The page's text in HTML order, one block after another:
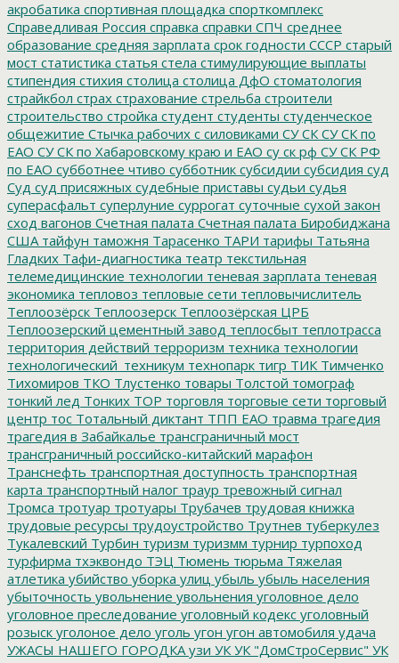
акробатика спортивная площадка спорткомплекс
Справедливая Россия справка справки СПЧ среднее
образование средняя зарплата срок годности СССР старый
мост статистика статья стела стимулирующие выплаты
стипендия стихия столица столица ДфО стоматология
страйкбол страх страхование стрельба строители
строительство стройка студент студенты студенческое
общежитие Стычка рабочих с силовиками СУ СК СУ СК по
ЕАО СУ СК по Хабаровскому краю и ЕАО су ск рф СУ СК РФ
по ЕАО субботнее чтиво субботник субсидии субсидия суд
Суд суд присяжных судебные приставы судьи судья
суперасфальт суперлуние суррогат суточные сухой закон
сход вагонов Счетная палата Счетная палата Биробиджана
США тайфун таможня Тарасенко ТАРИ тарифы Татьяна
Гладких Тафи-диагностика театр текстильная
телемедицинские технологии теневая зарплата теневая
экономика тепловоз тепловые сети тепловычислитель
Теплоозёрск Теплоозерск Теплоозёрская ЦРБ
Теплоозерский цементный завод теплосбыт теплотрасса
территория действий терроризм техника технологии
технологический_техникум технопарк тигр ТИК Тимченко
Тихомиров ТКО Тлустенко товары Толстой томограф
тонкий лед Тонких ТОР торговля торговые сети торговый
центр тос Тотальный диктант ТПП ЕАО травма трагедия
трагедия в Забайкалье трансграничный мост
трансграничный российско-китайский марафон
Транснефть транспортная доступность транспортная
карта транспортный налог траур тревожный сигнал
Тромса тротуар тротуары Трубачев трудовая книжка
трудовые ресурсы трудоустройство Трутнев туберкулез
Тукалевский Турбин туризм туризмм турнир турпоход
турфирма тхэквондо ТЭЦ Тюмень тюрьма Тяжелая
атлетика убийство уборка улиц убыль убыль населения
убыточность увольнение увольнения уголовное дело
уголовное преследование уголовный кодекс уголовный
розыск уголоное дело уголь угон угон автомобиля удача
УЖАСЫ НАШЕГО ГОРОДКА узи УК УК "ДомСтроСервис" УК